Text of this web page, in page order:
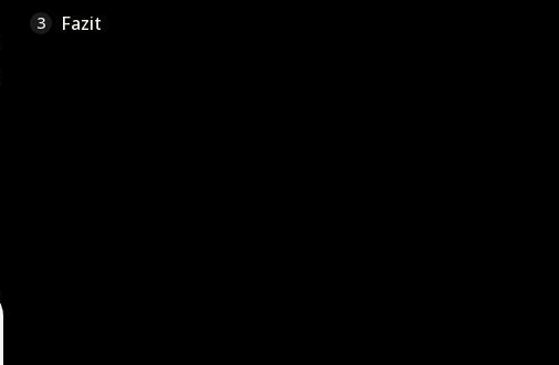
3 Fazit